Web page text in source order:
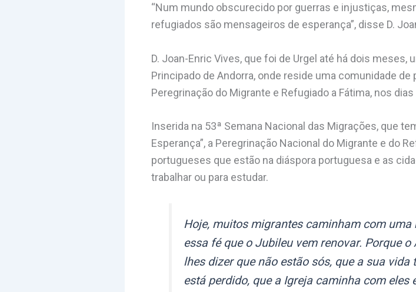
“Num mundo obscurecido por guerras e injustiças,
refugiados são mensageiros de esperança”, disse D.
D. Joan-Enric Vives, que foi de Urgel até há dois meses,
Principado de Andorra, onde reside uma comunidade
Peregrinação do Migrante e Refugiado a Fátima, nos
Inserida na 53ª Semana Nacional das Migrações, que
Esperança”, a Peregrinação Nacional do Migrante e do
portugueses que estão na diáspora portuguesa e as
trabalhar ou para estudar.
Hoje, muitos migrantes caminham com uma
essa fé que o Jubileu vem renovar. Porque
lhes dizer que não estão sós, que a sua
está perdido, que a Igreja caminha com eles